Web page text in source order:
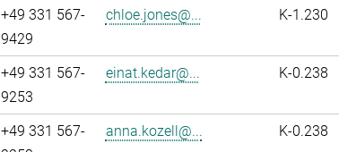
+49 331 567-
9429
chloe.jones@... K-1.230
+49 331 567-
9253
einat.kedar@... K-0.238
+49 331 567-
anna.kozell@... K-0.238